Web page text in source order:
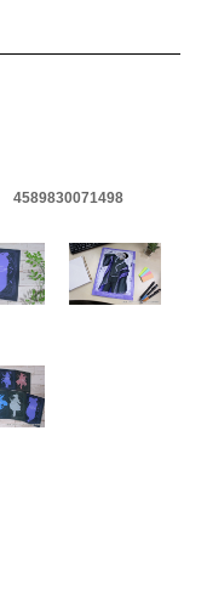
4589830071498